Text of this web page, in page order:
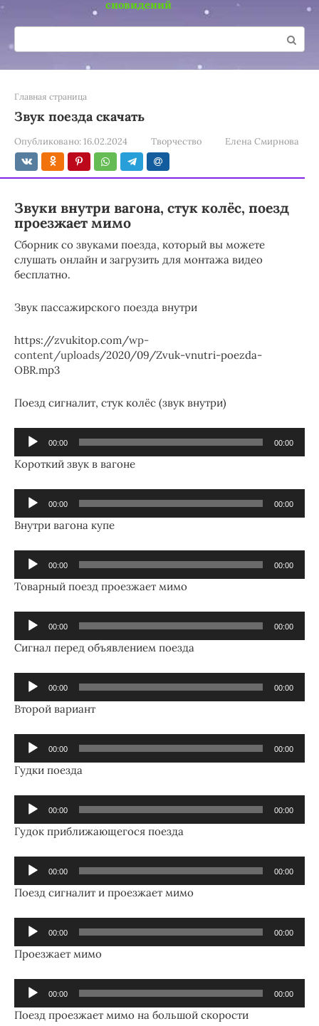
сновидений
Поиск:
Главная страница
Звук поезда скачать
Опубликовано:16.02.2024 Творчество Елена Смирнова
Звуки внутри вагона, стук колёс, поезд
проезжает мимо
Сборник со звуками поезда, который вы можете
слушать онлайн и загрузить для монтажа видео
бесплатно.
Звук пассажирского поезда внутри
https://zvukitop.com/wp-
content/uploads/2020/09/Zvuk-vnutri-poezda-
OBR.mp3
Поезд сигналит, стук колёс (звук внутри)
Аудиоплеер
00:00 00:00
Короткий звук в вагоне
Аудиоплеер
00:00 00:00
Внутри вагона купе
Аудиоплеер
00:00 00:00
Товарный поезд проезжает мимо
Аудиоплеер
00:00 00:00
Сигнал перед объявлением поезда
Аудиоплеер
00:00 00:00
Второй вариант
Аудиоплеер
00:00 00:00
Гудки поезда
Аудиоплеер
00:00 00:00
Гудок приближающегося поезда
Аудиоплеер
00:00 00:00
Поезд сигналит и проезжает мимо
Аудиоплеер
00:00 00:00
Проезжает мимо
Аудиоплеер
00:00 00:00
Поезд проезжает мимо на большой скорости